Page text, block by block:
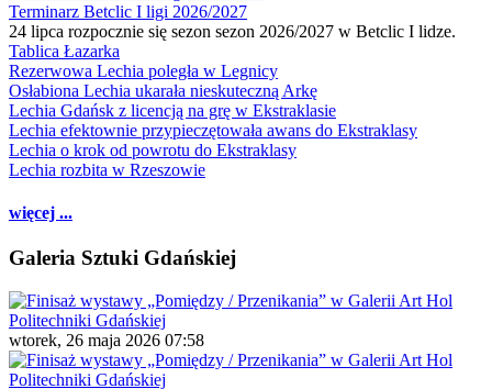
Terminarz Betclic I ligi 2026/2027
24 lipca rozpocznie się sezon sezon 2026/2027 w Betclic I lidze.
Tablica Łazarka
Rezerwowa Lechia poległa w Legnicy
Osłabiona Lechia ukarała nieskuteczną Arkę
Lechia Gdańsk z licencją na grę w Ekstraklasie
Lechia efektownie przypieczętowała awans do Ekstraklasy
Lechia o krok od powrotu do Ekstraklasy
Lechia rozbita w Rzeszowie
więcej ...
Galeria Sztuki Gdańskiej
wtorek, 26 maja 2026 07:58